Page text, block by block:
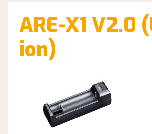
ARE-X1 V2.0
ion)